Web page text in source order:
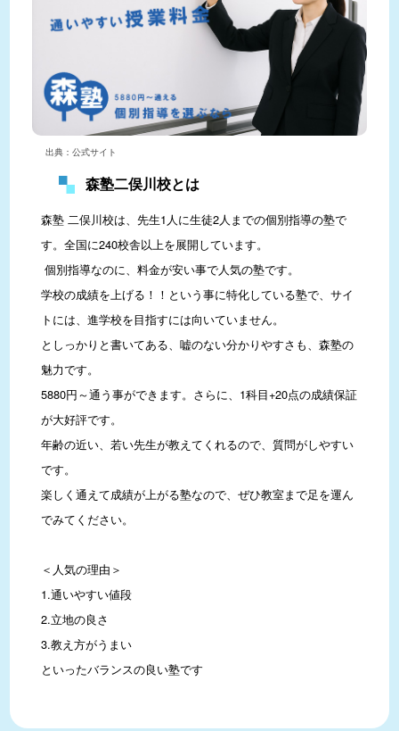
出典：公式サイト
森塾二俣川校とは
森塾 二俣川校は、先生1人に生徒2人までの個別指導の塾で
す。全国に240校舎以上を展開しています。
個別指導なのに、料金が安い事で人気の塾です。
学校の成績を上げる！！という事に特化している塾で、サイ
トには、進学校を目指すには向いていません。
としっかりと書いてある、嘘のない分かりやすさも、森塾の
魅力です。
5880円～通う事ができます。さらに、1科目+20点の成績保証
が大好評です。
年齢の近い、若い先生が教えてくれるので、質問がしやすい
です。
楽しく通えて成績が上がる塾なので、ぜひ教室まで足を運ん
でみてください。
＜人気の理由＞
1.通いやすい値段
2.立地の良さ
3.教え方がうまい
といったバランスの良い塾です